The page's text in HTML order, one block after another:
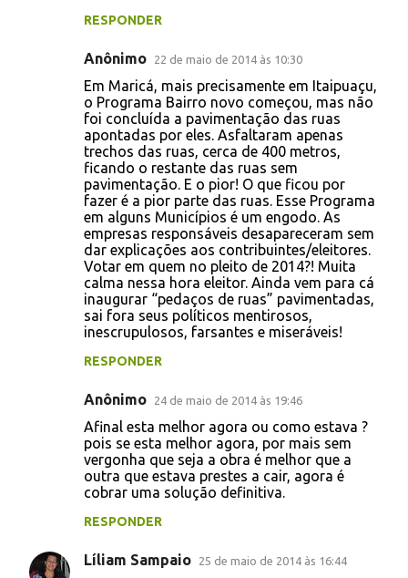
RESPONDER
Anônimo 22 de maio de 2014 às 10:30
Em Maricá, mais precisamente em Itaipuaçu,
o Programa Bairro novo começou, mas não
foi concluída a pavimentação das ruas
apontadas por eles. Asfaltaram apenas
trechos das ruas, cerca de 400 metros,
ficando o restante das ruas sem
pavimentação. E o pior! O que ficou por
fazer é a pior parte das ruas. Esse Programa
em alguns Municípios é um engodo. As
empresas responsáveis desapareceram sem
dar explicações aos contribuintes/eleitores.
Votar em quem no pleito de 2014?! Muita
calma nessa hora eleitor. Ainda vem para cá
inaugurar “pedaços de ruas” pavimentadas,
sai fora seus políticos mentirosos,
inescrupulosos, farsantes e miseráveis!
RESPONDER
Anônimo 24 de maio de 2014 às 19:46
Afinal esta melhor agora ou como estava ?
pois se esta melhor agora, por mais sem
vergonha que seja a obra é melhor que a
outra que estava prestes a cair, agora é
cobrar uma solução definitiva.
RESPONDER
Líliam Sampaio 25 de maio de 2014 às 16:44